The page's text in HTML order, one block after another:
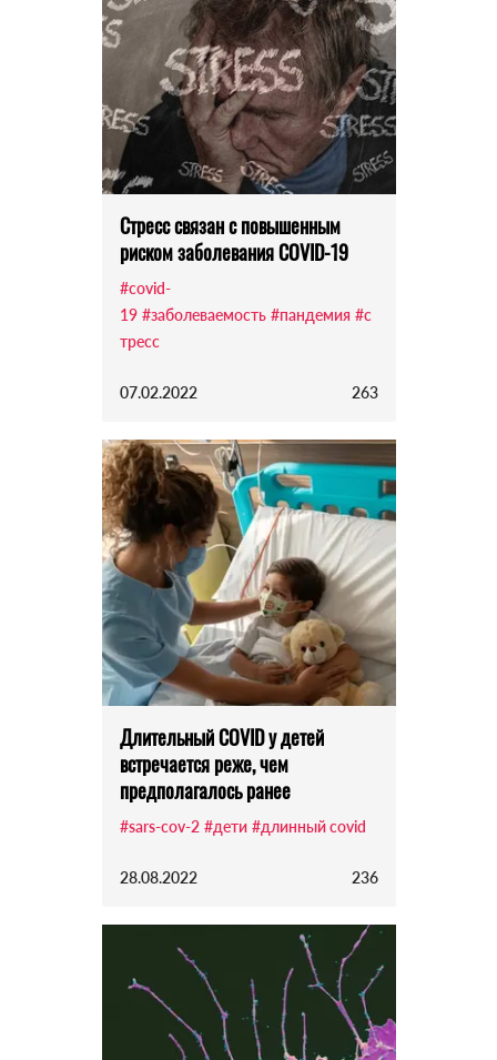
Стресс связан с повышенным
риском заболевания COVID-19
#covid-
19 #заболеваемость #пандемия #с
тресс
07.02.2022 263
Длительный COVID у детей
встречается реже, чем
предполагалось ранее
#sars-cov-2 #дети #длинный covid
28.08.2022 236